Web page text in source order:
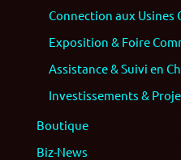
Connection aux Usines
Exposition & Foire
Assistance & Suivi en
Investissements &
Boutique
Biz-News